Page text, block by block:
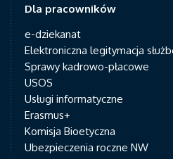
Dla pracowników
e-dziekanat
Elektroniczna legitymacja
Sprawy kadrowo-płacowe
USOS
Usługi informatyczne
Erasmus+
Komisja Bioetyczna
Ubezpieczenia roczne NW